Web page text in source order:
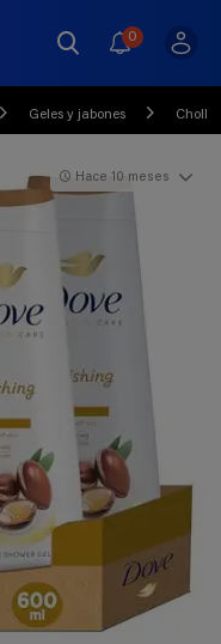
0
Geles y jabones Chollo
Hace 10 meses